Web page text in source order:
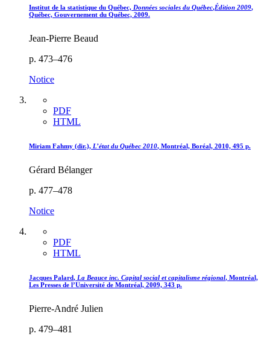
Institut de la statistique du Québec, Données sociales du Québec,Édition 2009,
Québec, Gouvernement du Québec, 2009.
Jean-Pierre Beaud
p. 473–476
Notice
PDF
HTML
Miriam Fahmy (dir.), L’état du Québec 2010, Montréal, Boréal, 2010, 495 p.
Gérard Bélanger
p. 477–478
Notice
PDF
HTML
Jacques Palard, La Beauce inc. Capital social et capitalisme régional, Montréal,
Les Presses de l’Université de Montréal, 2009, 343 p.
Pierre-André Julien
p. 479–481